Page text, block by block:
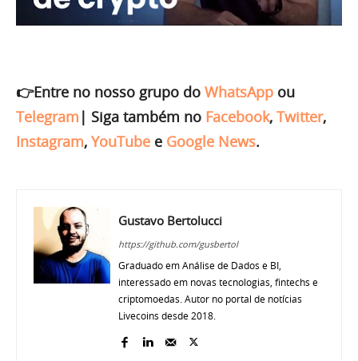
👉Entre no nosso grupo do WhatsApp ou
Telegram | Siga também no Facebook, Twitter,
Instagram, YouTube e Google News.
Gustavo Bertolucci
https://github.com/gusbertol
Graduado em Análise de Dados e BI,
interessado em novas tecnologias, fintechs e
criptomoedas. Autor no portal de notícias
Livecoins desde 2018.